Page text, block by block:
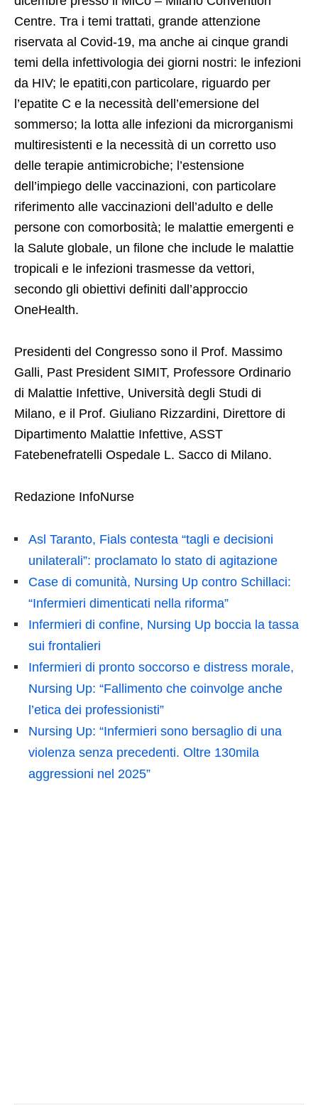
Centre. Tra i temi trattati, grande attenzione
riservata al Covid-19, ma anche ai cinque grandi
temi della infettivologia dei giorni nostri: le infezioni
da HIV; le epatiti,con particolare, riguardo per
l’epatite C e la necessità dell’emersione del
sommerso; la lotta alle infezioni da microrganismi
multiresistenti e la necessità di un corretto uso
delle terapie antimicrobiche; l’estensione
dell’impiego delle vaccinazioni, con particolare
riferimento alle vaccinazioni dell’adulto e delle
persone con comorbosità; le malattie emergenti e
la Salute globale, un filone che include le malattie
tropicali e le infezioni trasmesse da vettori,
secondo gli obiettivi definiti dall’approccio
OneHealth.
Presidenti del Congresso sono il Prof. Massimo
Galli, Past President SIMIT, Professore Ordinario
di Malattie Infettive, Università degli Studi di
Milano, e il Prof. Giuliano Rizzardini, Direttore di
Dipartimento Malattie Infettive, ASST
Fatebenefratelli Ospedale L. Sacco di Milano.
Redazione InfoNurse
Asl Taranto, Fials contesta “tagli e decisioni
unilaterali”: proclamato lo stato di agitazione
Case di comunità, Nursing Up contro Schillaci:
“Infermieri dimenticati nella riforma”
Infermieri di confine, Nursing Up boccia la tassa
sui frontalieri
Infermieri di pronto soccorso e distress morale,
Nursing Up: “Fallimento che coinvolge anche
l’etica dei professionisti”
Nursing Up: “Infermieri sono bersaglio di una
violenza senza precedenti. Oltre 130mila
aggressioni nel 2025”